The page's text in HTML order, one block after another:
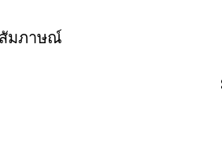
สัมภาษณ์